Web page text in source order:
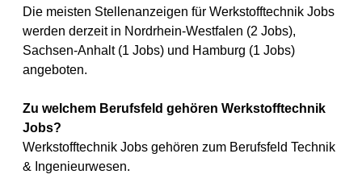
Die meisten Stellenanzeigen für Werkstofftechnik Jobs
werden derzeit in Nordrhein-Westfalen (2 Jobs),
Sachsen-Anhalt (1 Jobs) und Hamburg (1 Jobs)
angeboten.
Zu welchem Berufsfeld gehören Werkstofftechnik
Jobs?
Werkstofftechnik Jobs gehören zum Berufsfeld Technik
& Ingenieurwesen.